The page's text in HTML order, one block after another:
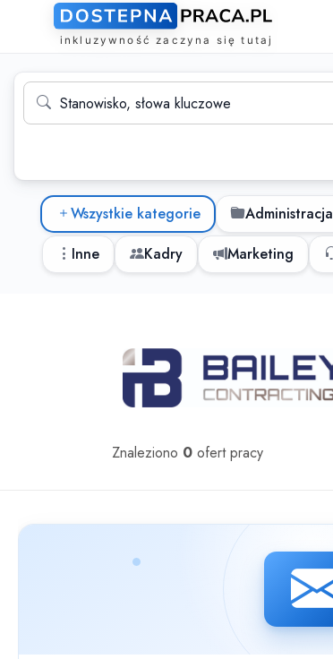
Wyszukiwarka ofert pracy
Stanowisko, słowa kluczowe
Kategorie ofert pracy
Wszystkie kategorie Administracja
Inne
Kadry Marketing
Oferty pracy
Znaleziono 0ofert pracy
Nie znaleziono ofert spełniających wybrane kryteria.